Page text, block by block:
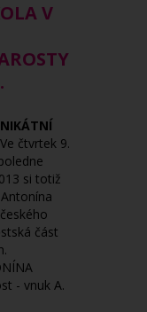
V
Ve čtvrtek 9.
si totiž
část
- vnuk A.